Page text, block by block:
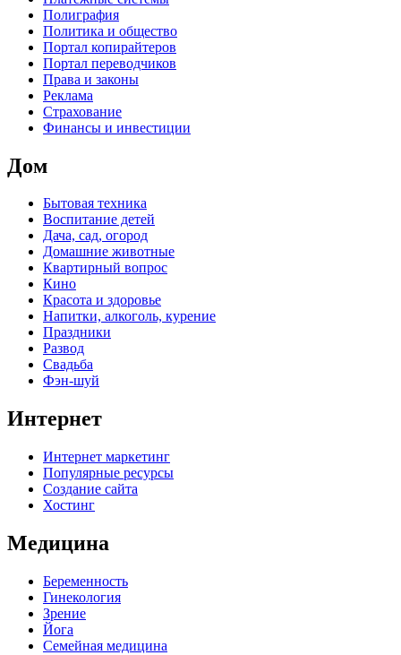
Полиграфия
Политика и общество
Портал копирайтеров
Портал переводчиков
Права и законы
Реклама
Страхование
Финансы и инвестиции
Дом
Бытовая техника
Воспитание детей
Дача, сад, огород
Домашние животные
Квартирный вопрос
Кино
Красота и здоровье
Напитки, алкоголь, курение
Праздники
Развод
Свадьба
Фэн-шуй
Интернет
Интернет маркетинг
Популярные ресурсы
Создание сайта
Хостинг
Медицина
Беременность
Гинекология
Зрение
Йога
Семейная медицина